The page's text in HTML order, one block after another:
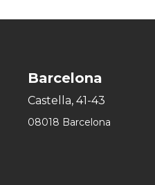
Barcelona
Castella, 41-43
08018 Barcelona